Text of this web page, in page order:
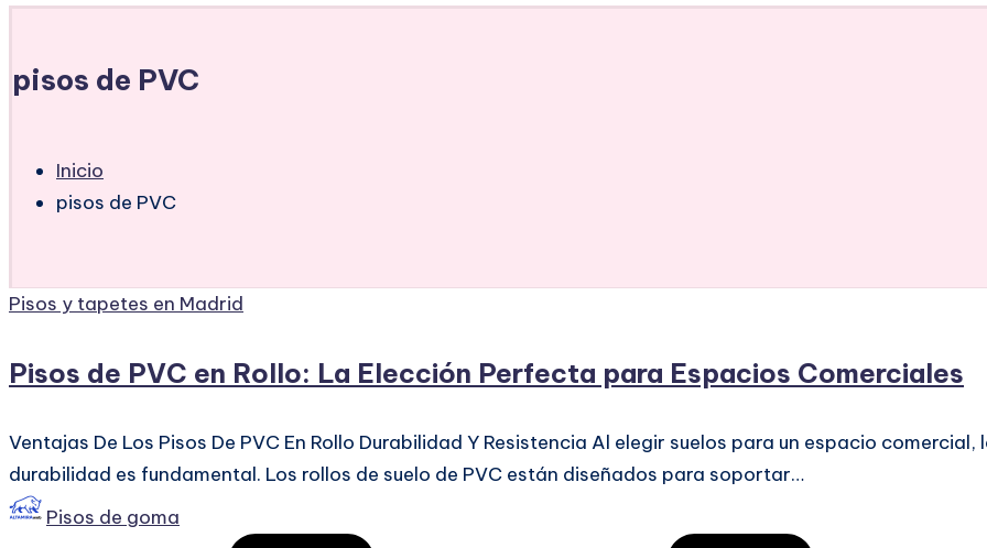
pisos de PVC
Inicio
pisos de PVC
Publicado
Pisos y tapetes en Madrid
Pisos de PVC en Rollo: La Elección Perfecta para Espacios Comerciales
Ventajas De Los Pisos De PVC En Rollo Durabilidad Y Resistencia Al elegir suelos para un espacio comercial,
durabilidad es fundamental. Los rollos de suelo de PVC están diseñados para soportar…
PublicadoPisos de goma